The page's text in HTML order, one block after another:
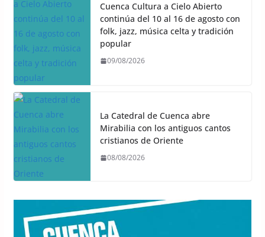
Cuenca Cultura a Cielo Abierto
continúa del 10 al 16 de agosto con
folk, jazz, música celta y tradición
popular
09/08/2026
La Catedral de Cuenca abre
Mirabilia con los antiguos cantos
cristianos de Oriente
08/08/2026